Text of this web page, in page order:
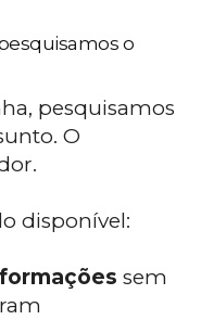
o
pesquisamos
O
disponível:
sem